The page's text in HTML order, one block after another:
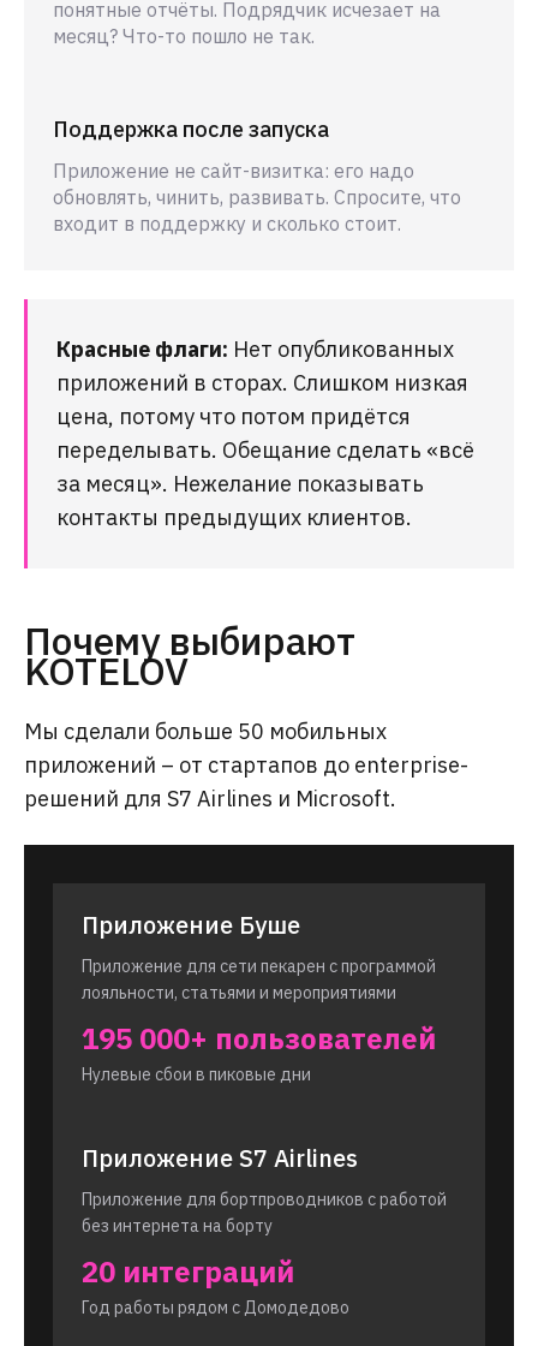
понятные отчёты. Подрядчик исчезает на
месяц? Что-то пошло не так.
Поддержка после запуска
Приложение не сайт-визитка: его надо
обновлять, чинить, развивать. Спросите, что
входит в поддержку и сколько стоит.
Красные флаги: Нет опубликованных
приложений в сторах. Слишком низкая
цена, потому что потом придётся
переделывать. Обещание сделать «всё
за месяц». Нежелание показывать
контакты предыдущих клиентов.
Почему выбирают
KOTELOV
Мы сделали больше 50 мобильных
приложений – от стартапов до enterprise-
решений для S7 Airlines и Microsoft.
Приложение Буше
Приложение для сети пекарен с программой
лояльности, статьями и мероприятиями
195 000+ пользователей
Нулевые сбои в пиковые дни
Приложение S7 Airlines
Приложение для бортпроводников с работой
без интернета на борту
20 интеграций
Год работы рядом с Домодедово